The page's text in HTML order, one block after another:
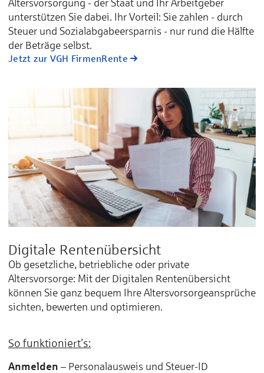
unterstützen Sie dabei. Ihr Vorteil: Sie zahlen - durch
Steuer und Sozialabgabeersparnis - nur rund die Hälfte
der Beträge selbst.
Jetzt zur VGH FirmenRente
Digitale Rentenübersicht
Ob gesetzliche, betriebliche oder private
Altersvorsorge: Mit der Digitalen Rentenübersicht
können Sie ganz bequem Ihre Altersvorsorgeansprüche
sichten, bewerten und optimieren.
So funktioniert’s:
Anmelden – Personalausweis und Steuer-ID